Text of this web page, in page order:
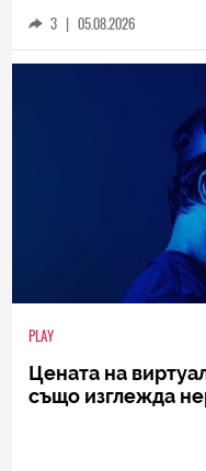
3 | 05.08.2026
PLAY
Цената на
също изглежда